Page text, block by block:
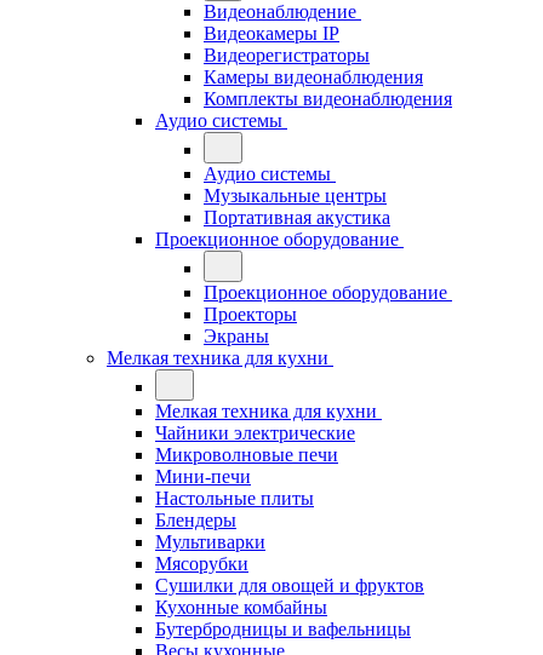
Видеонаблюдение
Видеокамеры IP
Видеорегистраторы
Камеры видеонаблюдения
Комплекты видеонаблюдения
Аудио системы
Аудио системы
Музыкальные центры
Портативная акустика
Проекционное оборудование
Проекционное оборудование
Проекторы
Экраны
Мелкая техника для кухни
Мелкая техника для кухни
Чайники электрические
Микроволновые печи
Мини-печи
Настольные плиты
Блендеры
Мультиварки
Мясорубки
Сушилки для овощей и фруктов
Кухонные комбайны
Бутербродницы и вафельницы
Весы кухонные